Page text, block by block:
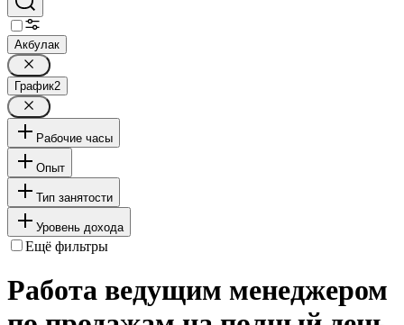
Акбулак
График2
Рабочие часы
Опыт
Тип занятости
Уровень дохода
Ещё фильтры
Работа ведущим менеджером